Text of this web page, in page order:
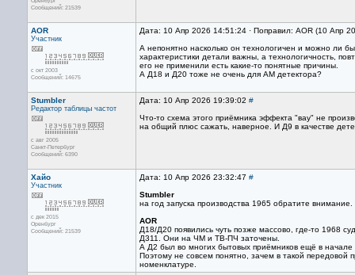
Сообщений: 21539
AOR
Участник
с окт 2003
Сообщений: 14675
Дата: 10 Апр 2026 14:51:24 · Поправил: AOR (10 Апр
А непонятно насколько он технологичен и можно ли
характеристики детали важны, а технологичность,
его не применили есть какие-то понятные причины.
А Д18 и Д20 тоже не очень для АМ детектора?
Stumbler
Редактор таблицы частот
с авг 2005
Санкт-Петербург
Сообщений: 6390
Дата: 10 Апр 2026 19:39:02 #
Что-то схема этого приёмника эффекта "вау" не
на общий плюс сажать, наверное. И Д9 в качестве
Хайо
Участник
с дек 2015
Оренбург
Сообщений: 21539
Дата: 10 Апр 2026 23:32:47 #
Stumbler
на год запуска производства 1965 обратите
AOR
Д18/Д20 появились чуть позже массово, где-то 1968
Д311. Они на ЧМ и ТВ-ПЧ заточены.
А Д2 был во многих бытовых приёмников ещё в
Поэтому не совсем понятно, зачем в такой
номенклатуре.